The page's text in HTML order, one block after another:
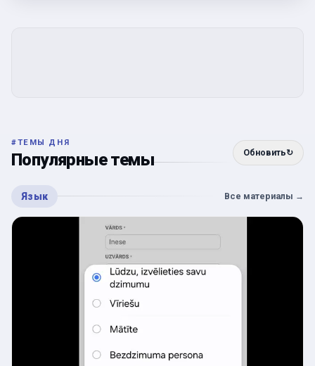
#ТЕМЫ ДНЯ
Популярные темы Обновить↻
Язык Все материалы →